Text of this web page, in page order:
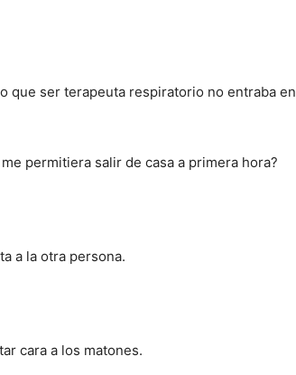
que ser terapeuta respiratorio no entraba en
permitiera salir de casa a primera hora?
a la otra persona.
cara a los matones.